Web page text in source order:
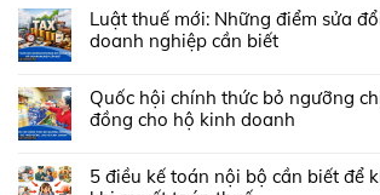
Luật thuế mới: Những điểm sửa
doanh nghiệp cần biết
Quốc hội chính thức bỏ ngưỡng
đồng cho hộ kinh doanh
5 điều kế toán nội bộ cần biết để